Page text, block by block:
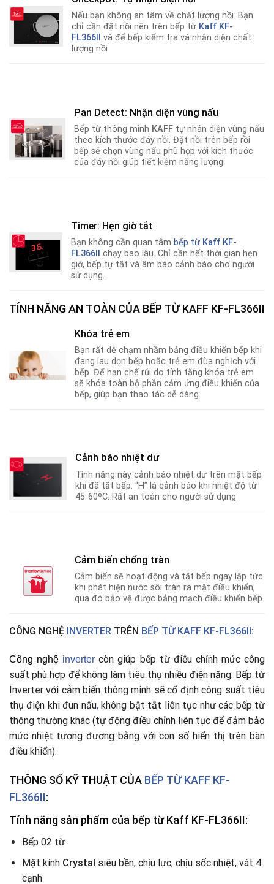
Nếu bạn không an tâm về chất lượng nồi. Bạn
chỉ cần đặt nồi nên trên bếp từ Kaff KF-
FL366II
và để bếp kiểm tra và nhận diện chất
lượng nồi
Pan Detect: Nhận diện vùng nấu
Bếp từ thông minh KAFF tự nhân diện vùng nấu
theo kích thước đáy nồi. Đặt nồi trên bếp rồi
bếp sẽ chọn vùng nấu phù hợp với kích thước
của đáy nồi giúp tiết kiệm năng lượng.
Timer: Hẹn giờ tắt
Bạn không cần quan tâm bếp từ Kaff KF-
FL366II
chạy bao lâu. Chỉ cần hết thời gian hẹn
giờ, bếp tự tắt và âm báo cảnh báo cho người
sử dụng.
TÍNH NĂNG AN TOÀN CỦA BẾP TỪ KAFF KF-FL366II
Khóa trẻ em
Bạn rất dễ chạm nhầm bảng điều khiển bếp khi
đang lau dọn bếp hoặc trẻ em đùa nghịch với
bếp. Để hạn chế rủi do tính tăng khóa trẻ em
sẽ khóa toàn bộ phần cảm ứng điều khiển của
bếp, giúp bạn thao tác dễ dàng.
Cảnh báo nhiệt dư
Tính năng này cảnh báo nhiệt dư trên mặt bếp
khi đã tắt bếp. “H” là cảnh báo khi nhiệt độ từ
45-60ºC. Rất an toàn cho người sử dụng
Cảm biến chống tràn
Cảm biến sẽ hoạt động và tắt bếp ngay lập tức
khi phát hiện nước sôi tràn ra mặt điều khiển,
qua đó bảo vệ được bảng mạch điều khiển bếp.
CÔNG NGHỆ INVERTER TRÊN BẾP TỪ KAFF KF-FL366II :
Công nghệ inverter còn giúp bếp từ điều chỉnh mức công
suất phù hợp để không làm tiêu thụ nhiều điện năng. Bếp từ
Inverter với cảm biến thông minh sẽ cố định công suất tiêu
thụ điện khi đun nấu,không bật tắt liên tục như các bếp từ
thông thường khác (tự động điều chỉnh liên tục để đảm bảo
mức nhiệt tương đương bằng với con số hiển thị trên bàn
điều khiển).
THÔNG SỐ KỸ THUẬT CỦA BẾP TỪ KAFF KF-
FL366II:
Tính năng sản phẩm của bếp từ Kaff KF-FL366II:
Bếp 02 từ
Mặt kính Crystal siêu bền, chịu lực, chịu sốc nhiệt, vát 4
cạnh